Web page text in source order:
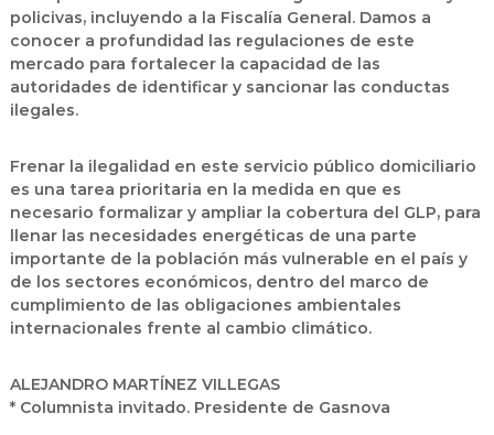
policivas, incluyendo a la Fiscalía General. Damos a
conocer a profundidad las regulaciones de este
mercado para fortalecer la capacidad de las
autoridades de identificar y sancionar las conductas
ilegales.
Frenar la ilegalidad en este servicio público domiciliario
es una tarea prioritaria en la medida en que es
necesario formalizar y ampliar la cobertura del GLP, para
llenar las necesidades energéticas de una parte
importante de la población más vulnerable en el país y
de los sectores económicos, dentro del marco de
cumplimiento de las obligaciones ambientales
internacionales frente al cambio climático.
ALEJANDRO MARTÍNEZ VILLEGAS
* Columnista invitado. Presidente de Gasnova